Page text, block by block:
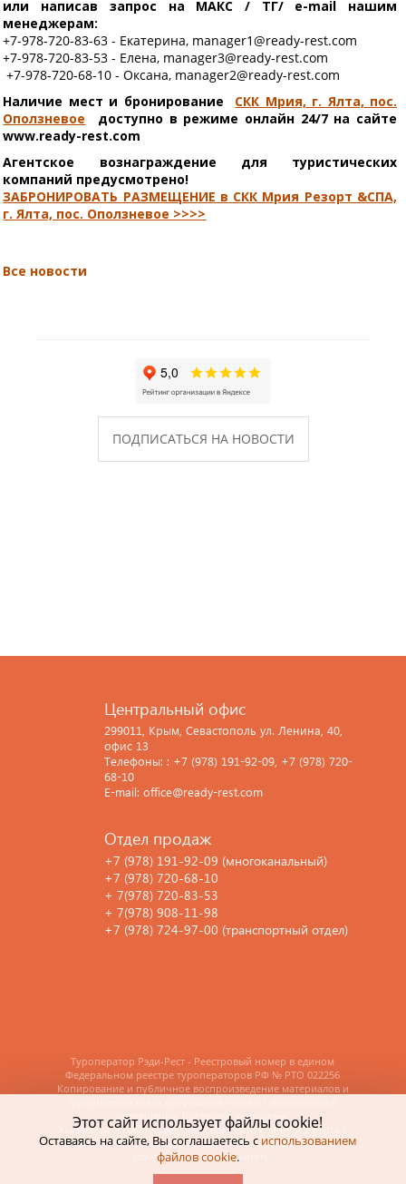
или написав запрос на МАКС / ТГ/ e-mail нашим
менеджерам:
+7-978-720-83-63 - Екатерина, manager1@ready-rest.com
+7-978-720-83-53 - Елена, manager3@ready-rest.com
+7-978-720-68-10 - Оксана, manager2@ready-rest.com
Наличие мест и бронирование
СКК Мрия, г. Ялта, пос.
Оползневое доступно в режиме онлайн 24/7 на сайте
www.ready-rest.com
Агентское вознаграждение для туристических
компаний предусмотрено!
ЗАБРОНИРОВАТЬ РАЗМЕЩЕНИЕ в СКК Мрия Резорт &СПА,
г. Ялта, пос. Оползневое >>>>
Все новости
ПОДПИСАТЬСЯ НА НОВОСТИ
Центральный офис
299011, Крым, Севастополь ул. Ленина, 40,
офис 13
Телефоны: : +7 (978) 191-92-09, +7 (978) 720-
68-10
E-mail: office@ready-rest.com
Отдел продаж
+7 (978) 191-92-09 (многоканальный)
+7 (978) 720-68-10
+ 7(978) 720-83-53
+ 7(978) 908-11-98
+7 (978) 724-97-00 (транспортный отдел)
Туроператор Рэди-Рест - Реестровый номер в едином
Федеральном реестре туроператоров РФ № РТО 022256
Копирование и публичное воспроизведение материалов и
разрешения. Все права защищены.
Указанные на сайте цены не являются публичной офертой
(ст.435 ГК РФ). Стоимость и возможность предоставления
услуг необходимо уточнять.
Этот сайт использует файлы cookie!
Оставаясь на сайте, Вы соглашаетесь с использованием
файлов cookie.